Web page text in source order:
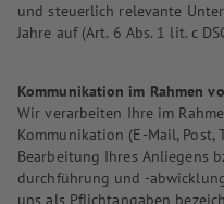
und steuerlich relevante
Jahre auf (Art. 6 Abs. 1 lit. c
Kommunikation im Rahmen
Wir verarbeiten Ihre im
Kommunikation (E-Mail,
Bearbeitung Ihres Anliegens
durchführung und -
uns als Pflichtangaben